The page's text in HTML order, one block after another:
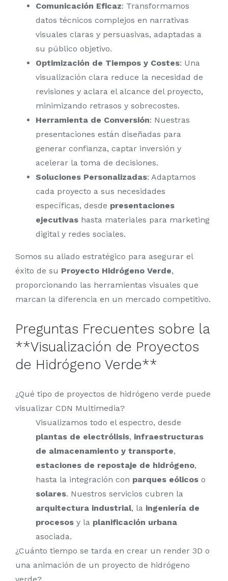
Comunicación Eficaz: Transformamos
datos técnicos complejos en narrativas
visuales claras y persuasivas, adaptadas a
su público objetivo.
Optimización de Tiempos y Costes: Una
visualización clara reduce la necesidad de
revisiones y aclara el alcance del proyecto,
minimizando retrasos y sobrecostes.
Herramienta de Conversión: Nuestras
presentaciones están diseñadas para
generar confianza, captar inversión y
acelerar la toma de decisiones.
Soluciones Personalizadas: Adaptamos
cada proyecto a sus necesidades
específicas, desde presentaciones
ejecutivas hasta materiales para marketing
digital y redes sociales.
Somos su aliado estratégico para asegurar el
éxito de su Proyecto Hidrógeno Verde,
proporcionando las herramientas visuales que
marcan la diferencia en un mercado competitivo.
Preguntas Frecuentes sobre la
**Visualización de Proyectos
de Hidrógeno Verde**
¿Qué tipo de proyectos de hidrógeno verde puede
visualizar CDN Multimedia?
Visualizamos todo el espectro, desde
plantas de electrólisis, infraestructuras
de almacenamiento y transporte,
estaciones de repostaje de hidrógeno,
hasta la integración con parques eólicos o
solares. Nuestros servicios cubren la
arquitectura industrial, la ingeniería de
procesos y la planificación urbana
asociada.
¿Cuánto tiempo se tarda en crear un render 3D o
una animación de un proyecto de hidrógeno